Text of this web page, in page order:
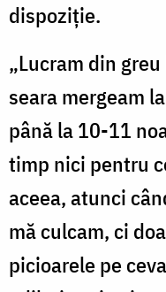
dispoziție.
„Lucram din
seara mergeam
până la 10-11
timp nici pentru
aceea, atunci
mă culcam, ci
picioarele pe